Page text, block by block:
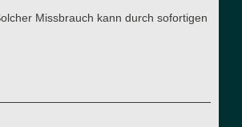
Missbrauch kann durch sofortigen